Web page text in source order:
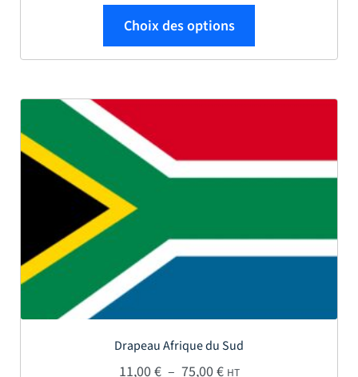
Choix des options
Drapeau Afrique du Sud
11,00€ – 75,00€Plage de prix : 11,00 €
HT